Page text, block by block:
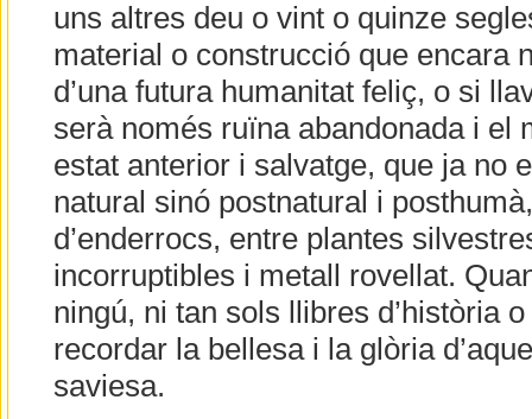
uns altres deu o vint o quinze
material o construcció que encara
d’una futura humanitat feliç, o si
serà només ruïna abandonada i el
estat anterior i salvatge, que ja no
natural sinó postnatural i
d’enderrocs, entre plantes
incorruptibles i metall rovellat.
ningú, ni tan sols llibres d’història
recordar la bellesa i la glòria
saviesa.